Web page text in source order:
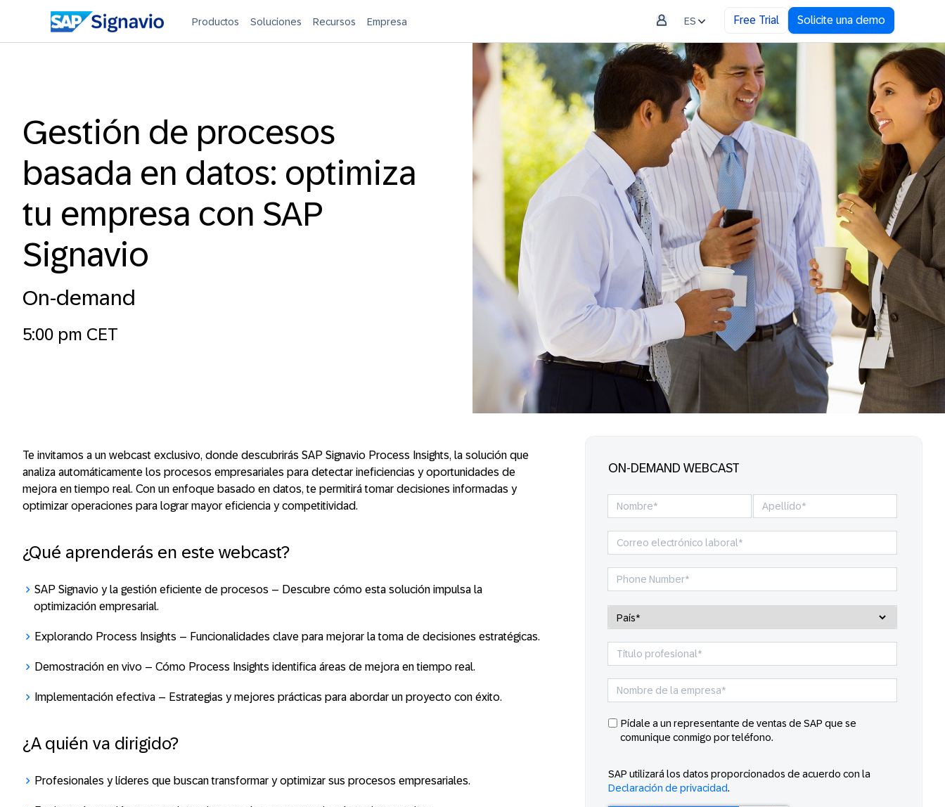
Productos Soluciones Recursos Empresa ES Free Trial Solicite una demo
Gestión de procesos
basada en datos: optimiza
tu empresa con SAP
Signavio
On-demand
5:00 pm CET
Te invitamos a un webcast exclusivo, donde descubrirás SAP Signavio Process Insights, la solución que
analiza automáticamente los procesos empresariales para detectar ineficiencias y oportunidades de
mejora en tiempo real. Con un enfoque basado en datos, te permitirá tomar decisiones informadas y
optimizar operaciones para lograr mayor eficiencia y competitividad.
¿Qué aprenderás en este webcast?
SAP Signavio y la gestión eficiente de procesos – Descubre cómo esta solución impulsa la
optimización empresarial.
Explorando Process Insights – Funcionalidades clave para mejorar la toma de decisiones estratégicas.
Demostración en vivo – Cómo Process Insights identifica áreas de mejora en tiempo real.
Implementación efectiva – Estrategias y mejores prácticas para abordar un proyecto con éxito.
¿A quién va dirigido?
Profesionales y líderes que buscan transformar y optimizar sus procesos empresariales.
ON-DEMAND WEBCAST
Pídale a un representante de ventas de SAP que se
comunique conmigo por teléfono.
SAP utilizará los datos proporcionados de acuerdo con la
Declaración de privacidad.